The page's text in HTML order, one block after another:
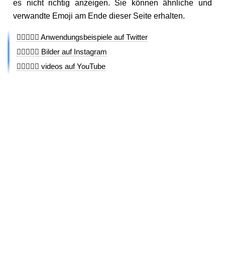
es nicht richtig anzeigen. Sie können ähnliche und
verwandte Emoji am Ende dieser Seite erhalten.
👨🏻‍❤️‍👨🏼 Anwendungsbeispiele auf Twitter
👨🏻‍❤️‍👨🏼 Bilder auf Instagram
👨🏻‍❤️‍👨🏼 videos auf YouTube